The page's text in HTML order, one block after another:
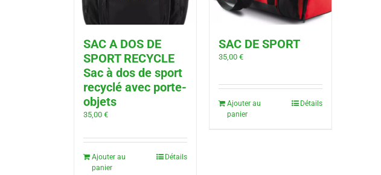
SAC A DOS DE
SPORT RECYCLE
Sac à dos de sport
recyclé avec porte-
objets
35,00 €
Ajouter au
panier
Détails
SAC DE SPORT
35,00 €
Ajouter au
panier
Détails